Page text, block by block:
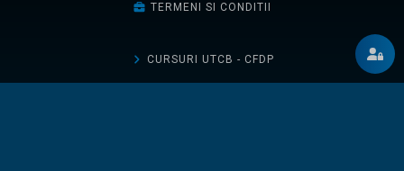
TERMENI SI CONDITII
CURSURI UTCB - CFDP